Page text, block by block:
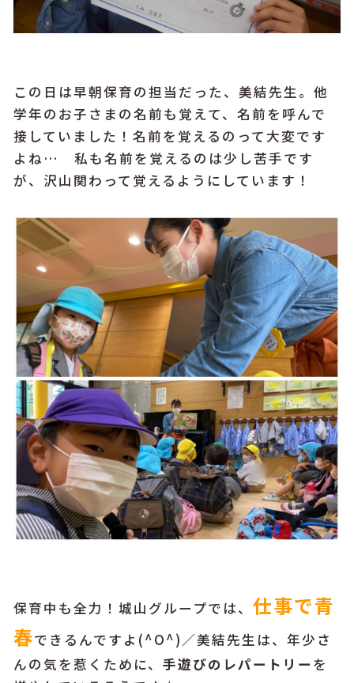
この日は早朝保育の担当だった、美結先生。他
学年のお子さまの名前も覚えて、名前を呼んで
接していました！名前を覚えるのって大変です
よね…
私も名前を覚えるのは少し苦手です
が、沢山関わって覚えるようにしています！
保育中も全力！城山グループでは、 仕事で青
春できるんですよ(^O^)／美結先生は、年少さ
んの気を惹くために、 手遊びのレパートリー を